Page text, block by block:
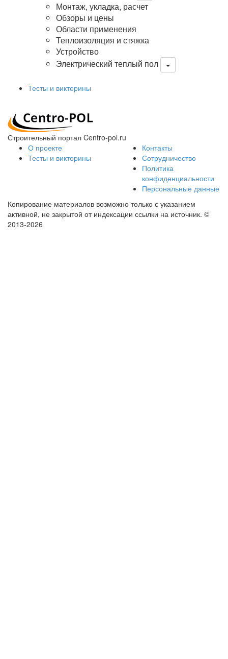
Монтаж, укладка, расчет
Обзоры и цены
Области применения
Теплоизоляция и стяжка
Устройство
Электрический теплый пол
Тесты и викторины
Строительный портал Centro-pol.ru
О проекте
Тесты и викторины
Контакты
Сотрудничество
Политика
конфиденциальности
Персональные данные
Копирование материалов возможно только с указанием
активной, не закрытой от индексации ссылки на источник. ©
2013-2026